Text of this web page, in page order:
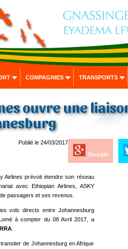
COMPAGNIES TRANSPORTS
ouvre une
Google
Publié le 24/03/2017
Airlines prévoit étendre son réseau
avec Ethiopian Airlines, ASKY
passagers et ses revenus.
vols directs entre Johannesburg
à compter du 08 Avril 2017, a
.
de Johannesburg en Afrique